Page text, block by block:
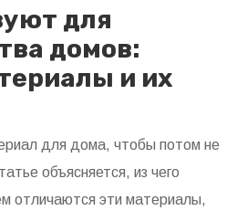
для
домов:
и их
для дома, чтобы потом не
объясняется, из чего
отличаются эти материалы,